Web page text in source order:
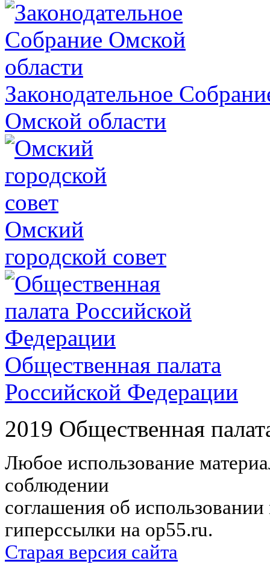
Законодательное
Омской области
Омский
городской совет
Общественная палата
Российской Федерации
2019 Общественная
Любое использование
соблюдении
соглашения об
гиперссылки на op55.ru.
Старая версия сайта